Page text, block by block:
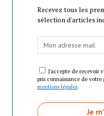
Recevez tous les
sélection d'articles
J'accepte de recevoir
pris connaissance de votre
mentions légales.